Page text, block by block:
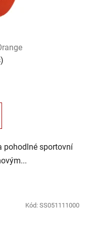
)
pohodlné sportovní
Kód: SS051111000